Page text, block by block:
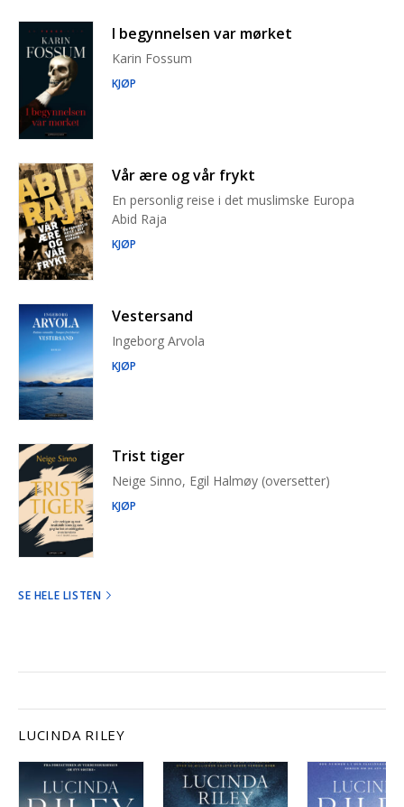
I begynnelsen var mørket
Karin Fossum
KJØP
Vår ære og vår frykt
En personlig reise i det muslimske Europa
Abid Raja
KJØP
Vestersand
Ingeborg Arvola
KJØP
Trist tiger
Neige Sinno, Egil Halmøy (oversetter)
KJØP
SE HELE LISTEN
LUCINDA RILEY